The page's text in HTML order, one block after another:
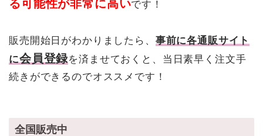
る可能性が非常に高いです！
販売開始日がわかりましたら、 事前に各通販サイト
に会員登録を済ませておくと、当日素早く注文手
続きができるのでオススメです！
全国販売中